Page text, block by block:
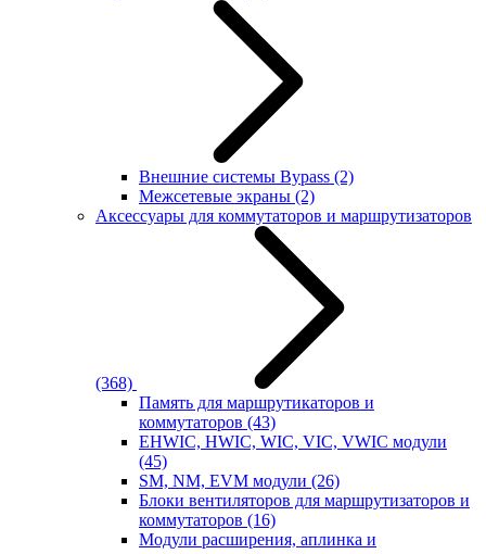
Внешние системы Bypass (2)
Межсетевые экраны (2)
Аксессуары для коммутаторов и маршрутизаторов
(368)
Память для маршрутикаторов и
коммутаторов (43)
EHWIC, HWIC, WIC, VIC, VWIC модули
(45)
SM, NM, EVM модули (26)
Блоки вентиляторов для маршрутизаторов и
коммутаторов (16)
Модули расширения, аплинка и